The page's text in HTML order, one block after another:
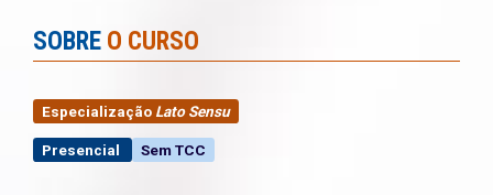
SOBRE O CURSO
Especialização Lato Sensu
Presencial Sem TCC